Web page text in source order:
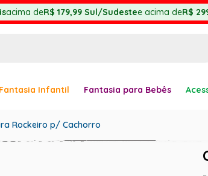
acima deR$ 179,99 Sul/Sudestee acima deR$
Fantasia Infantil Fantasia para Bebês
Rockeiro p/ Cachorro